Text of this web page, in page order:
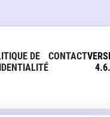
DE
CONTACT